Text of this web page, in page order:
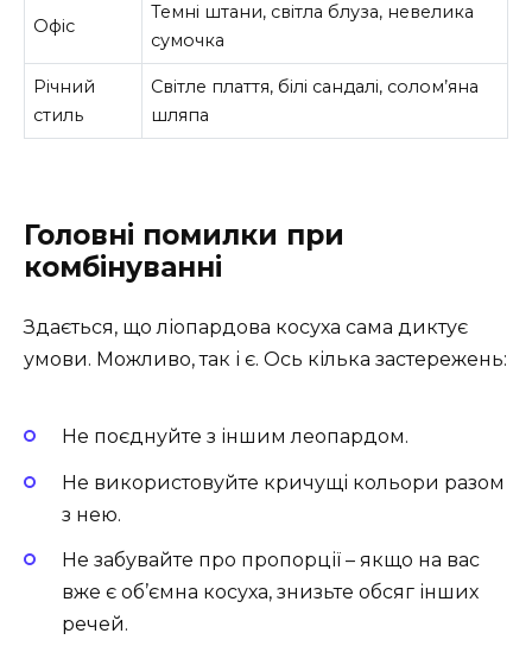
Офіс
Темні штани, світла блуза, невелика
сумочка
Річний
стиль
Світле плаття, білі сандалі, солом’яна
шляпа
Головні помилки при
комбінуванні
Здається, що ліопардова косуха сама диктує
умови. Можливо, так і є. Ось кілька застережень:
Не поєднуйте з іншим леопардом.
Не використовуйте кричущі кольори разом
з нею.
Не забувайте про пропорції – якщо на вас
вже є об’ємна косуха, знизьте обсяг інших
речей.